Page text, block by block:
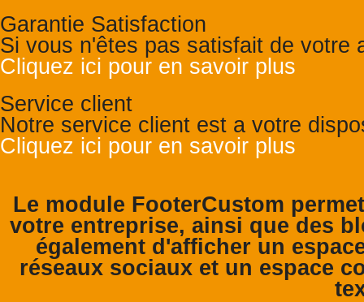
Garantie Satisfaction
Si vous n'êtes pas satisfait de votre
Cliquez ici pour en savoir plus
Service client
Notre service client est a votre
Cliquez ici pour en savoir plus
Le module FooterCustom
votre entreprise, ainsi que des
également d'afficher un
réseaux sociaux et un espace